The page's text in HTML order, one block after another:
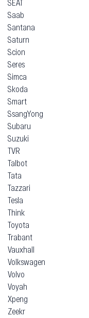
SEAT
Saab
Santana
Saturn
Scion
Seres
Simca
Skoda
Smart
SsangYong
Subaru
Suzuki
TVR
Talbot
Tata
Tazzari
Tesla
Think
Toyota
Trabant
Vauxhall
Volkswagen
Volvo
Voyah
Xpeng
Zeekr